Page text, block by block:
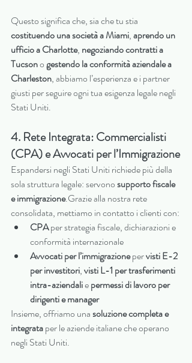
Questo significa che, sia che tu stia
costituendo una società a Miami, aprendo un
ufficio a Charlotte, negoziando contratti a
Tucson o gestendo la conformità aziendale a
Charleston, abbiamo l’esperienza e i partner
giusti per seguire ogni tua esigenza legale negli
Stati Uniti.
4. Rete Integrata: Commercialisti
(CPA) e Avvocati per l’Immigrazione
Espandersi negli Stati Uniti richiede più della
sola struttura legale: servono supporto fiscale
e immigrazione.Grazie alla nostra rete
consolidata, mettiamo in contatto i clienti con:
CPA per strategia fiscale, dichiarazioni e
conformità internazionale
Avvocati per l’immigrazione per visti E-2
per investitori, visti L-1 per trasferimenti
intra-aziendali e permessi di lavoro per
dirigenti e manager
Insieme, offriamo una soluzione completa e
integrata per le aziende italiane che operano
negli Stati Uniti.